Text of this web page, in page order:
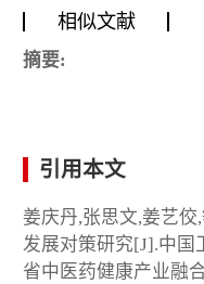
相似文献
摘要:
引用本文
姜庆丹,张思文,姜艺
发展对策研究[J].中国
省中医药健康产业融